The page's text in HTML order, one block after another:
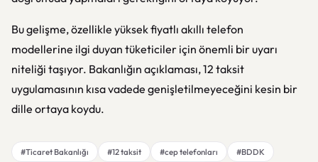
Bu gelişme, özellikle yüksek fiyatlı akıllı telefon
modellerine ilgi duyan tüketiciler için önemli bir uyarı
niteliği taşıyor. Bakanlığın açıklaması, 12 taksit
uygulamasının kısa vadede genişletilmeyeceğini kesin bir
dille ortaya koydu.
#Ticaret Bakanlığı #12 taksit #cep telefonları
#BDDK